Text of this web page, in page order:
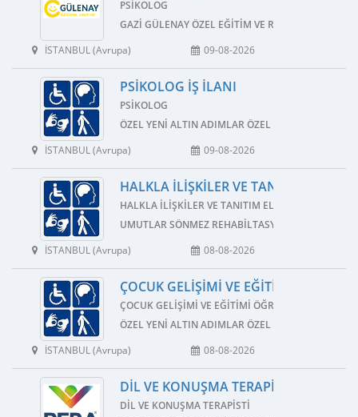
PSIKOLOG
GAZI GÜLENAY ÖZEL EĞITIM VE REHABILITASYON
İSTANBUL (Avrupa)
09-08-2026
PSIKOLOG İŞ İLANI
PSIKOLOG
ÖZEL YENI ALTIN ADIMLAR ÖZEL EĞITIM VE
İSTANBUL (Avrupa)
09-08-2026
HALKLA İLIŞKILER VE TANITIM
HALKLA İLIŞKILER VE TANITIM ELEMANI
UMUTLAR SÖNMEZ REHABILTASYON MERKEZI
İSTANBUL (Avrupa)
08-08-2026
ÇOCUK GELIŞIMI VE EĞITIMI
ÇOCUK GELIŞIMI VE EĞITIMI ÖĞRETMENI
ÖZEL YENI ALTIN ADIMLAR ÖZEL EĞITIM VE
İSTANBUL (Avrupa)
08-08-2026
DIL VE KONUŞMA TERAPISTI İŞ İLANI
DIL VE KONUŞMA TERAPISTI